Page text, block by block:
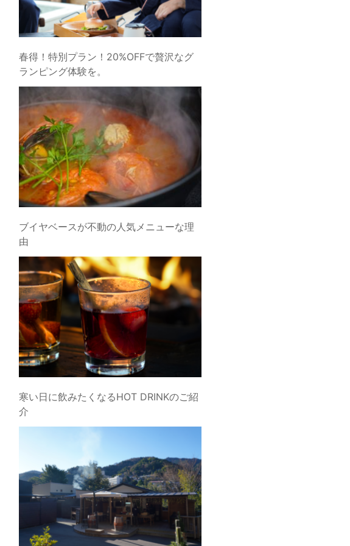
春得！特別プラン！20%OFFで贅沢なグ
ランピング体験を。
ブイヤベースが不動の人気メニューな理
由
寒い日に飲みたくなるHOT DRINKのご紹
介